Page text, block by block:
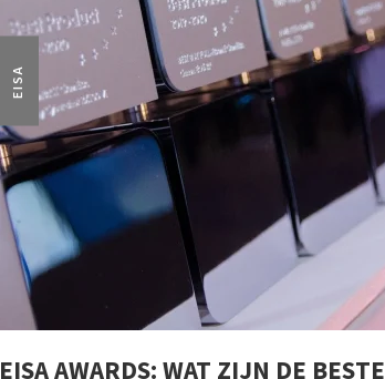
EISA
EISA AWARDS: WAT ZIJN DE BESTE